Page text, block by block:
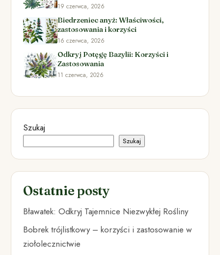
19 czerwca, 2026
Biedrzeniec anyż: Właściwości,
zastosowania i korzyści
16 czerwca, 2026
Odkryj Potęgę Bazylii: Korzyści i
Zastosowania
11 czerwca, 2026
Szukaj
Szukaj
Ostatnie posty
Bławatek: Odkryj Tajemnice Niezwykłej Rośliny
Bobrek trójlistkowy – korzyści i zastosowanie w
ziołolecznictwie